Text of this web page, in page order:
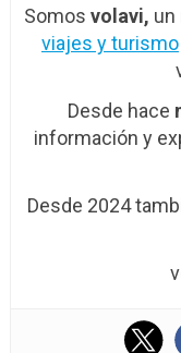
Somosvolavi, un
viajes y turismo
Desde hace
información y
Desde 2024